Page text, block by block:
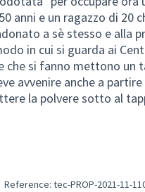
anni e un ragazzo di
a sè stesso e alla
in cui si guarda ai
che si fanno mettono
avvenire anche a
la polvere sotto al
Reference: tec-PROP-2021-11-